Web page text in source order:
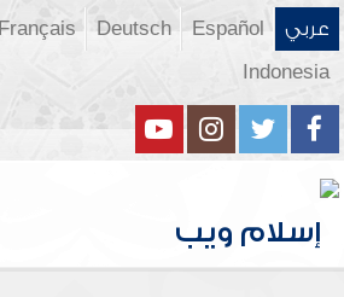
عربي Español
Deutsch
Français
Indonesia